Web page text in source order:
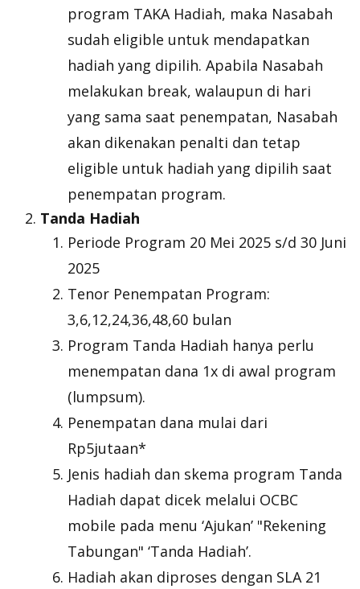
program TAKA Hadiah, maka Nasabah
sudah eligible untuk mendapatkan
hadiah yang dipilih. Apabila Nasabah
melakukan break, walaupun di hari
yang sama saat penempatan, Nasabah
akan dikenakan penalti dan tetap
eligible untuk hadiah yang dipilih saat
penempatan program.
Tanda Hadiah
Periode Program 20 Mei 2025 s/d 30 Juni
2025
Tenor Penempatan Program:
3,6,12,24,36,48,60 bulan
Program Tanda Hadiah hanya perlu
menempatan dana 1x di awal program
(lumpsum).
Penempatan dana mulai dari
Rp5jutaan*
Jenis hadiah dan skema program Tanda
Hadiah dapat dicek melalui OCBC
mobile pada menu ‘Ajukan’ "Rekening
Tabungan" ‘Tanda Hadiah’.
Hadiah akan diproses dengan SLA 21